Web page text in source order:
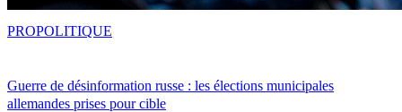
Guerre de désinformation russe : les élections municipales
allemandes prises pour cible
PROPOLITIQUE